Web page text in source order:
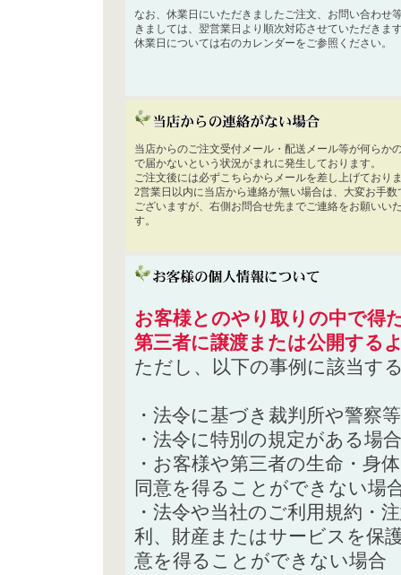
なお、休業日にいただきましたご注文、お問い合わせ
きましては、翌営業日より順次対応させていただきま
休業日については右のカレンダーをご参照ください。
当店からのご注文受付メール・配送メール等が何らか
で届かないという状況がまれに発生しております。
ご注文後には必ずこちらからメールを差し上げており
2営業日以内に当店から連絡が無い場合は、大変お手数
ございますが、右側お問合せ先までご連絡をお願いい
す。
お客様とのやり取りの中で得
第三者に譲渡または公開する
ただし、以下の事例に該当す
・法令に基づき裁判所や警察
・法令に特別の規定がある場合
・お客様や第三者の生命・身
同意を得ることができない場
・法令や当社のご利用規約・
利、財産またはサービスを保
意を得ることができない場合